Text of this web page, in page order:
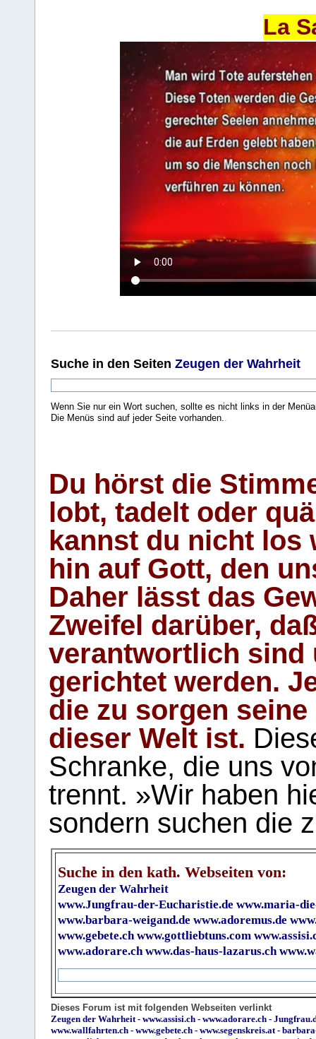
La
Suche in den Seiten Zeugen der Wahrheit
Wenn Sie nur ein Wort suchen, sollte es nicht links in der
Die Menüs sind auf jeder Seite vorhanden.
Du hörst die
lobt, tadelt oder
kannst du nicht los
hin auf Gott, den
Daher lässt das
Zweifel darüber,
verantwortlich sind
gerichtet werden.
die zu sorgen
dieser Welt ist.
Schranke, die uns
trennt. »Wir haben
sondern suchen die
Suche in den kath. Webseiten von:
Zeugen der Wahrheit
www.Jungfrau-der-Eucharistie.de www.maria-
www.barbara-weigand.de www.adoremus.de
www.gebete.ch www.gottliebtuns.com
www.adorare.ch www.das-haus-lazarus.ch
Dieses Forum ist mit folgenden Webseiten verlinkt
Zeugen der Wahrheit - www.assisi.ch - www.adorare.ch -
www.wallfahrten.ch - www.gebete.ch - www.segenskreis.at -